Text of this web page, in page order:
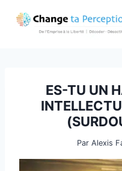
ES-TU UN
Par Alexis